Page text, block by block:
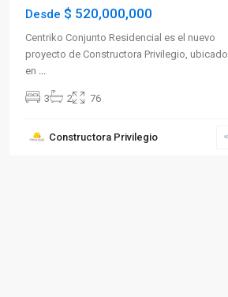
Desde $ 520,000,000
Centriko Conjunto Residencial es el nuevo
proyecto de Constructora Privilegio, ubicado
en
3 2 76
Constructora Privilegio